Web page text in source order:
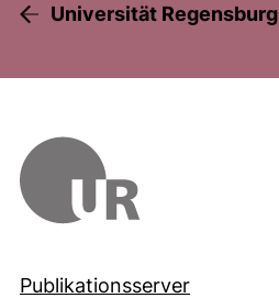
Universität Regensburg
Publikationsserver